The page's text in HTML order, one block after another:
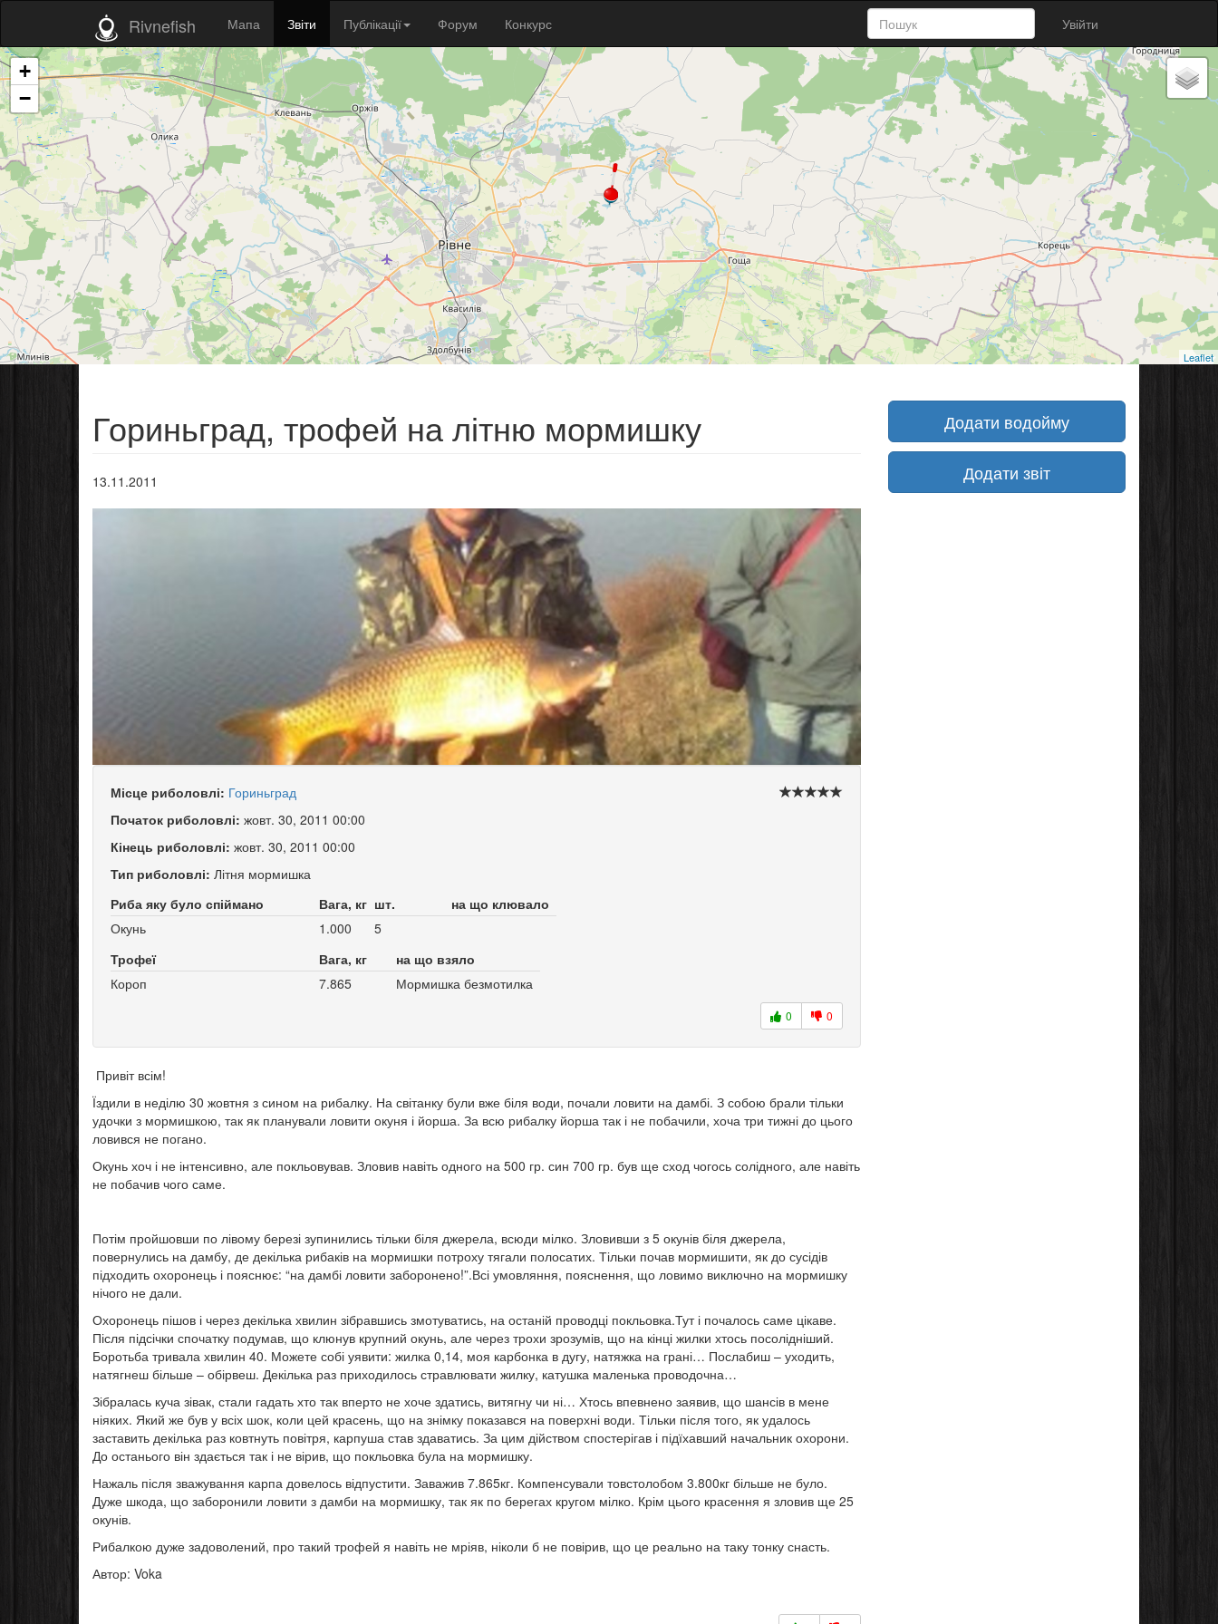
Rivnefish Мапа Звіти Публікації Форум Конкурс Увійти
+
−
Leaflet
Гориньград, трофей на літню мормишку
13.11.2011
Місце риболовлі: Гориньград
Початок риболовлі: жовт. 30, 2011 00:00
Кінець риболовлі: жовт. 30, 2011 00:00
Тип риболовлі: Літня мормишка
Риба яку було спіймано
Вага, кг шт.
на що клювало
Окунь
1.000
5
Трофеї
Вага, кг
на що взяло
Короп
7.865 Мормишка безмотилка
0 0
Привіт всім!
Їздили в неділю 30 жовтня з сином на рибалку. На світанку були вже біля води, почали ловити на дамбі. З собою брали тільки
удочки з мормишкою, так як планували ловити окуня і йорша. За всю рибалку йорша так і не побачили, хоча три тижні до цього
ловився не погано.
Окунь хоч і не інтенсивно, але покльовував. Зловив навіть одного на 500 гр. син 700 гр. був ще сход чогось солідного, але навіть
не побачив чого саме.
Потім пройшовши по лівому березі зупинились тільки біля джерела, всюди мілко. Зловивши з 5 окунів біля джерела,
повернулись на дамбу, де декілька рибаків на мормишки потроху тягали полосатих. Тільки почав мормишити, як до сусідів
підходить охоронець і пояснює: “на дамбі ловити заборонено!”.Всі умовляння, пояснення, що ловимо виключно на мормишку
нічого не дали.
Охоронець пішов і через декілька хвилин зібравшись змотуватись, на останій проводці покльовка.Тут і почалось саме цікаве.
Після підсічки спочатку подумав, що клюнув крупний окунь, але через трохи зрозумів, що на кінці жилки хтось посолідніший.
Боротьба тривала хвилин 40. Можете собі уявити: жилка 0,14, моя карбонка в дугу, натяжка на грані… Послабиш – уходить,
натягнеш більше – обірвеш. Декілька раз приходилось стравлювати жилку, катушка маленька проводочна…
Зібралась куча зівак, стали гадать хто так вперто не хоче здатись, витягну чи ні… Хтось впевнено заявив, що шансів в мене
ніяких. Який же був у всіх шок, коли цей красень, що на знімку показався на поверхні води. Тільки після того, як удалось
заставить декілька раз ковтнуть повітря, карпуша став здаватись. За цим дійством спостерігав і підїхавший начальник охорони.
До останього він здається так і не вірив, що покльовка була на мормишку.
Нажаль після зважування карпа довелось відпустити. Заважив 7.865кг. Компенсували товстолобом 3.800кг більше не було.
Дуже шкода, що заборонили ловити з дамби на мормишку, так як по берегах кругом мілко. Крім цього красення я зловив ще 25
окунів.
Рибалкою дуже задоволений, про такий трофей я навіть не мріяв, ніколи б не повірив, що це реально на таку тонку снасть.
Автор: Voka
Додати водойму
Додати звіт